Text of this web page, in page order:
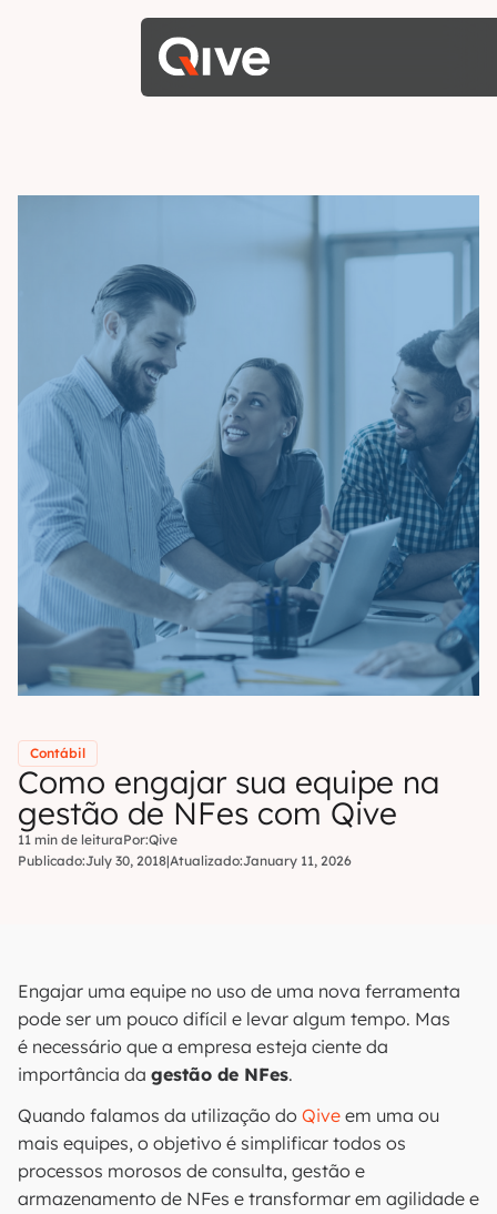
Contábil
Como engajar sua equipe na
gestão de NFes com Qive
11 min de leituraPor:Qive
Publicado:July 30, 2018|Atualizado:January 11, 2026
Engajar uma equipe no uso de uma nova ferramenta
pode ser um pouco difícil e levar algum tempo. Mas
é necessário que a empresa esteja ciente da
importância da gestão de NFes.
Quando falamos da utilização do Qive em uma ou
mais equipes, o objetivo é simplificar todos os
processos morosos de consulta, gestão e
armazenamento de NFes e transformar em agilidade e